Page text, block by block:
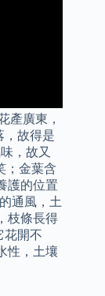
產廣東，
，故得是
，故又
；金葉含
護的位置
通風，土
枝條長得
花開不
性，土壤